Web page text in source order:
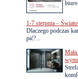
biuro
1-7 sierpnia –
Dlaczego podczas
pić?...